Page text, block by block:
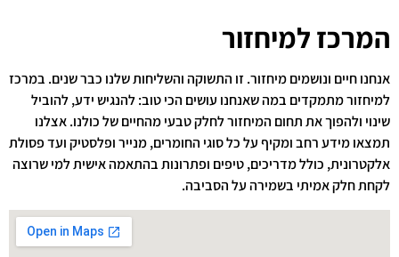
המרכז למיחזור
אנחנו חיים ונושמים מיחזור. זו התשוקה והשליחות שלנו כבר שנים. במרכז
למיחזור מתמקדים במה שאנחנו עושים הכי טוב: להנגיש ידע, להוביל
שינוי ולהפוך את תחום המיחזור לחלק טבעי מהחיים של כולנו. אצלנו
תמצאו מידע רחב ומקיף על כל סוגי החומרים, מנייר ופלסטיק ועד פסולת
אלקטרונית, כולל מדריכים, טיפים ופתרונות בהתאמה אישית למי שרוצה
לקחת חלק אמיתי בשמירה על הסביבה.